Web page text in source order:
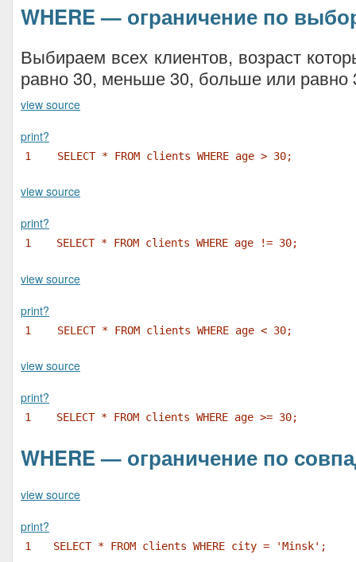
WHERE — ограничение по
Выбираем всех клиентов, возраст
равно 30, меньше 30, больше или равно
view source
print?
1 SELECT * FROM clients WHERE age > 30;
view source
print?
1 SELECT * FROM clients WHERE age != 30;
view source
print?
1 SELECT * FROM clients WHERE age < 30;
view source
print?
1 SELECT * FROM clients WHERE age >= 30;
WHERE — ограничение по
view source
print?
1 SELECT * FROM clients WHERE city = 'Minsk';